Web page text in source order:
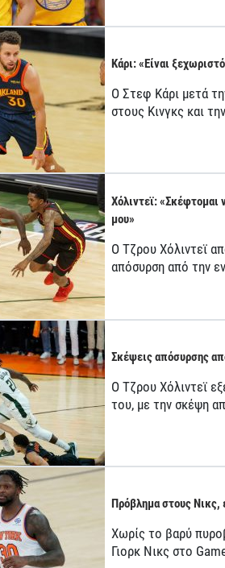
Κάρι: «Είναι
Ο Στεφ Κάρι μετά
στους Κινγκς και
Χόλιντεϊ:
μου»
Ο Τζρου Χόλιντεϊ
απόσυρση από την
Σκέψεις απόσυρσης
Ο Τζρου Χόλιντεϊ
του, με την σκέψη
Πρόβλημα στους Νικς,
Χωρίς το βαρύ
Γιορκ Νικς στο